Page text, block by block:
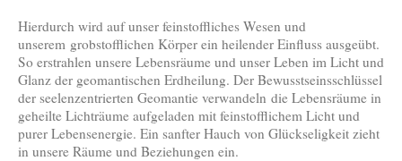
Hierdurch wird auf unser feinstoffliches Wesen und
unserem grobstofflichen Körper ein heilender Einfluss ausgeübt.
So erstrahlen unsere Lebensräume und unser Leben im Licht und
Glanz der geomantischen Erdheilung. Der Bewusstseinsschlüssel
der seelenzentrierten Geomantie verwandeln die Lebensräume in
geheilte Lichträume aufgeladen mit feinstofflichem Licht und
purer Lebensenergie. Ein sanfter Hauch von Glückseligkeit zieht
in unsere Räume und Beziehungen ein.